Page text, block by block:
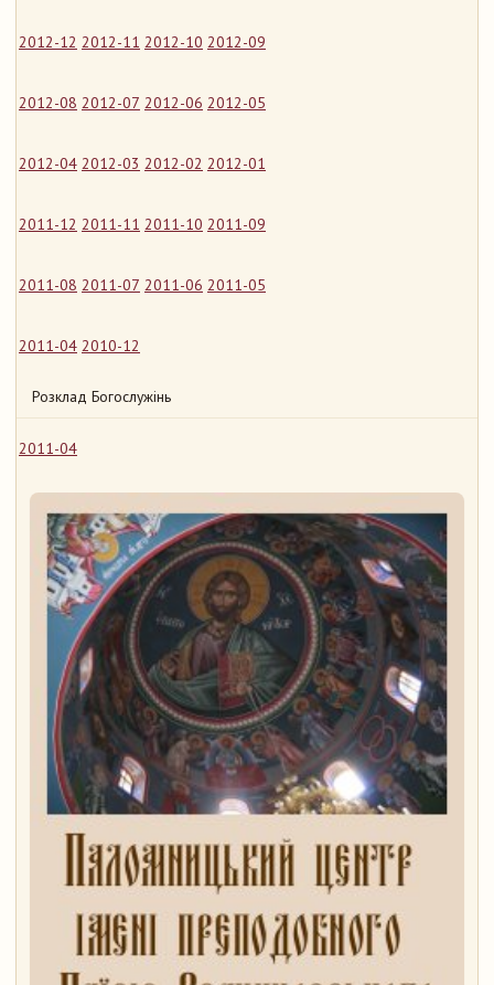
2012-12 2012-11 2012-10 2012-09
2012-08 2012-07 2012-06 2012-05
2012-04 2012-03 2012-02 2012-01
2011-12 2011-11 2011-10 2011-09
2011-08 2011-07 2011-06 2011-05
2011-04 2010-12
Розклад Богослужінь
2011-04